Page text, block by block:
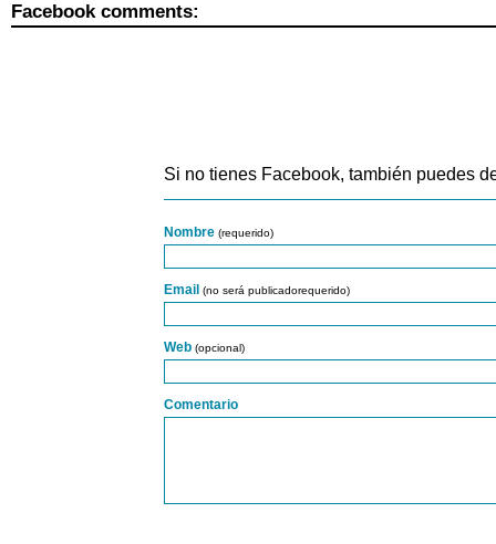
Facebook comments:
Si no tienes Facebook, también puedes
Nombre (requerido)
Email (no será publicadorequerido)
Web (opcional)
Comentario